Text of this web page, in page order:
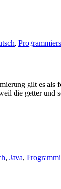
,
gilt es als
die getter
, Java,